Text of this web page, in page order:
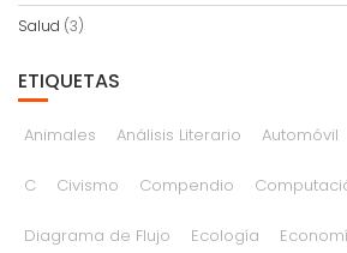
Salud (3)
ETIQUETAS
Animales Análisis Literario Automóvil
C Civismo Compendio
Diagrama de Flujo Ecología